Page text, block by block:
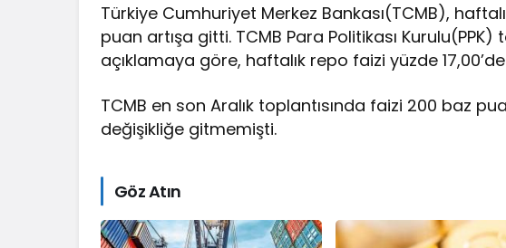
Türkiye Cumhuriyet Merkez Bankası(TCMB),
puan artışa gitti. TCMB Para Politikası Kurulu(PPK)
açıklamaya göre, haftalık repo faizi yüzde
TCMB en son Aralık toplantısında faizi 200 baz
değişikliğe gitmemişti.
Göz Atın